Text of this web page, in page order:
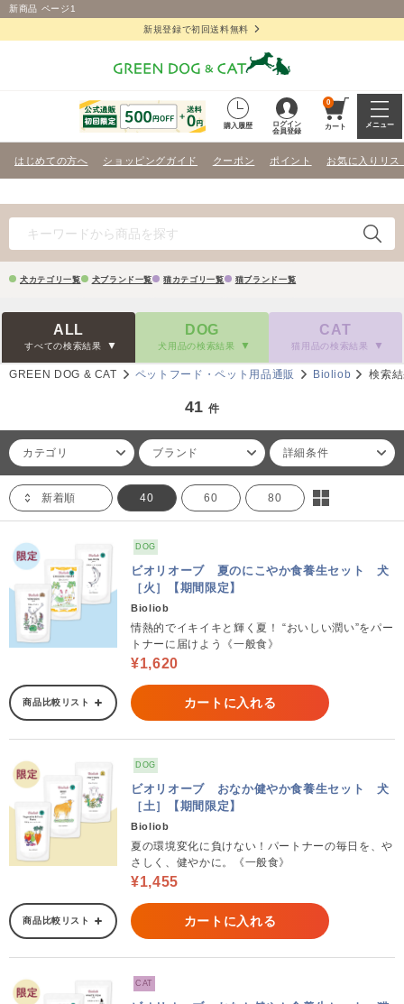
新商品 ページ1
新規登録で初回送料無料
購入履歴
ログイン
会員登録
0
カート メニュー
はじめての方へ ショッピングガイド クーポン ポイント お気に入りリス
犬カテゴリ一覧 犬ブランド一覧 猫カテゴリ一覧 猫ブランド一覧
ALL
すべての検索結果
DOG
犬用品の検索結果
CAT
猫用品の検索結果
GREEN DOG & CAT ペットフード・ペット用品通販 Bioliob 検索
41 件
カテゴリ ブランド 詳細条件
新着順 40 60 80
DOG
ビオリオーブ 夏のにこやか食養生セット 犬
［火］【期間限定】
Bioliob
情熱的でイキイキと輝く夏！ “おいしい潤い”をパー
トナーに届けよう《一般食》
¥1,620
商品比較リスト カートに入れる
DOG
ビオリオーブ おなか健やか食養生セット 犬
［土］【期間限定】
Bioliob
夏の環境変化に負けない！パートナーの毎日を、や
さしく、健やかに。《一般食》
¥1,455
商品比較リスト カートに入れる
CAT